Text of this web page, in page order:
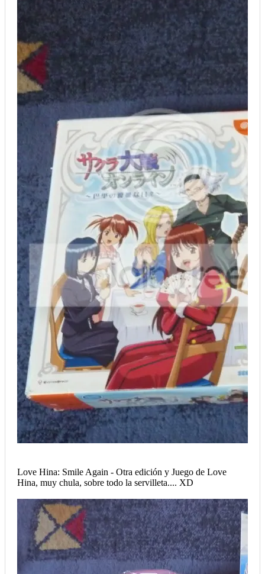
Love Hina: Smile Again - Otra edición y Juego de Love
Hina, muy chula, sobre todo la servilleta.... XD